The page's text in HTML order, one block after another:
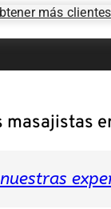
más
masajistas